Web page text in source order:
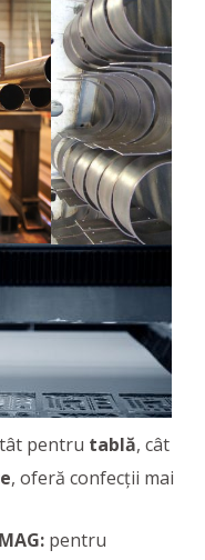
pentru tablă, cât
, oferă confecții mai
pentru